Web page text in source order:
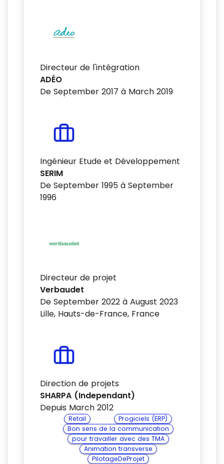
Directeur de l'intégration
ADÉO
De September 2017 à March 2019
Ingénieur Etude et Développement
SERIM
De September 1995 à September
1996
Directeur de projet
Verbaudet
De September 2022 à August 2023
Lille, Hauts-de-France, France
Direction de projets
SHARPA (Independant)
Depuis March 2012
Retail
Progiciels (ERP)
Bon sens de la communication
pour travailler avec des TMA
Animation transverse
PilotageDeProjet